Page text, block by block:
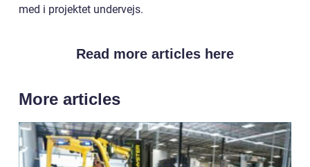
med i projektet undervejs.
Read more articles here
More articles